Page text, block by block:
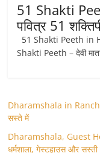
51 Shakti
पवित्र 51
51 Shakti Peeth
Shakti Peeth – देवी
Dharamshala in Ranchi –
सस्ते में
Dharamshala, Guest
धर्मशाला, गेस्टहाउस और सस्ती